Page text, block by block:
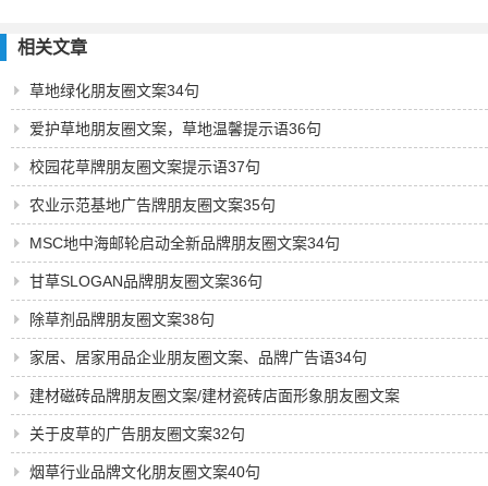
相关文章
草地绿化朋友圈文案34句
爱护草地朋友圈文案，草地温馨提示语36句
校园花草牌朋友圈文案提示语37句
农业示范基地广告牌朋友圈文案35句
MSC地中海邮轮启动全新品牌朋友圈文案34句
甘草SLOGAN品牌朋友圈文案36句
除草剂品牌朋友圈文案38句
家居、居家用品企业朋友圈文案、品牌广告语34句
建材磁砖品牌朋友圈文案/建材瓷砖店面形象朋友圈文案
34句
关于皮草的广告朋友圈文案32句
烟草行业品牌文化朋友圈文案40句